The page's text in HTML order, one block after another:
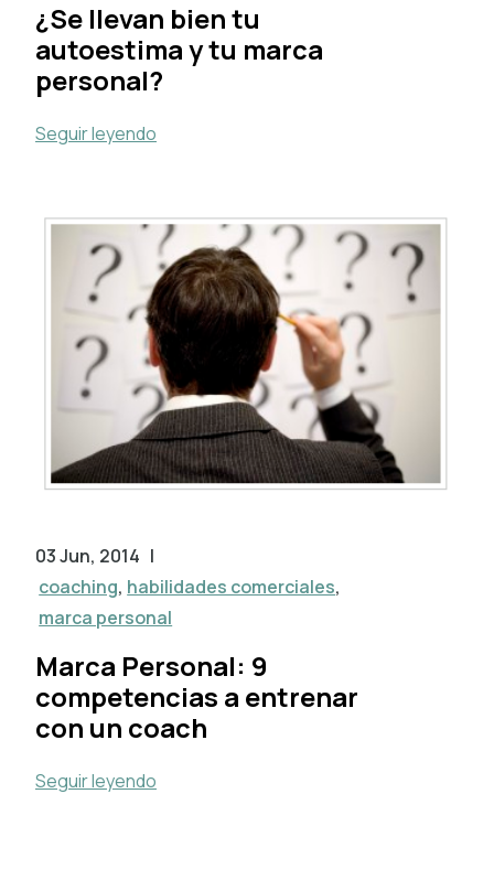
¿Se llevan bien tu
autoestima y tu marca
personal?
Seguir leyendo
03 Jun, 2014 |
coaching, habilidades comerciales,
marca personal
Marca Personal: 9
competencias a entrenar
con un coach
Seguir leyendo